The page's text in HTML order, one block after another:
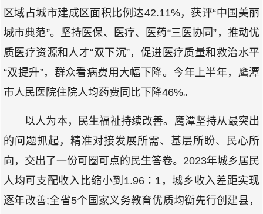
区域占城市建成区面积比例达42.11%，获评“中国美丽
城市典范”。坚持医保、医疗、医药“三医协同”，推动优
质医疗资源和人才“双下沉”，促进医疗质量和救治水平
“双提升”，群众看病费用大幅下降。今年上半年，鹰潭
市人民医院住院人均药费同比下降46%。
以人为本，民生福祉持续改善。鹰潭坚持从最突出
的问题抓起，精准对接发展所需、基层所盼、民心所
向，交出了一份可圈可点的民生答卷。2023年城乡居民
人均可支配收入比缩小到1.96∶1，城乡收入差距实现
逐年改善;全省5个国家义务教育优质均衡先行创建县，